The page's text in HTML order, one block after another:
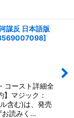
謀反 日本語版
]
コースト詳細全
マジック：
含む)は、発売
お読みく…